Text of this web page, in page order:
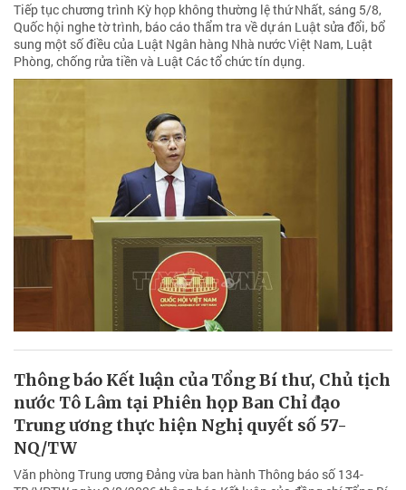
Tiếp tục chương trình Kỳ họp không thường lệ thứ Nhất, sáng 5/8,
Quốc hội nghe tờ trình, báo cáo thẩm tra về dự án Luật sửa đổi, bổ
sung một số điều của Luật Ngân hàng Nhà nước Việt Nam, Luật
Phòng, chống rửa tiền và Luật Các tổ chức tín dụng.
Thông báo Kết luận của Tổng Bí thư, Chủ tịch
nước Tô Lâm tại Phiên họp Ban Chỉ đạo
Trung ương thực hiện Nghị quyết số 57-
NQ/TW
Văn phòng Trung ương Đảng vừa ban hành Thông báo số 134-